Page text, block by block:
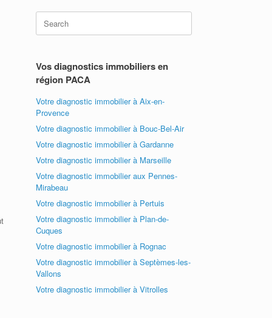
Vos diagnostics immobiliers en
région PACA
Votre diagnostic immobilier à Aix-en-
Provence
Votre diagnostic immobilier à Bouc-Bel-Air
Votre diagnostic immobilier à Gardanne
Votre diagnostic immobilier à Marseille
Votre diagnostic immobilier aux Pennes-
Mirabeau
Votre diagnostic immobilier à Pertuis
Votre diagnostic immobilier à Plan-de-
Cuques
Votre diagnostic immobilier à Rognac
Votre diagnostic immobilier à Septèmes-les-
Vallons
Votre diagnostic immobilier à Vitrolles